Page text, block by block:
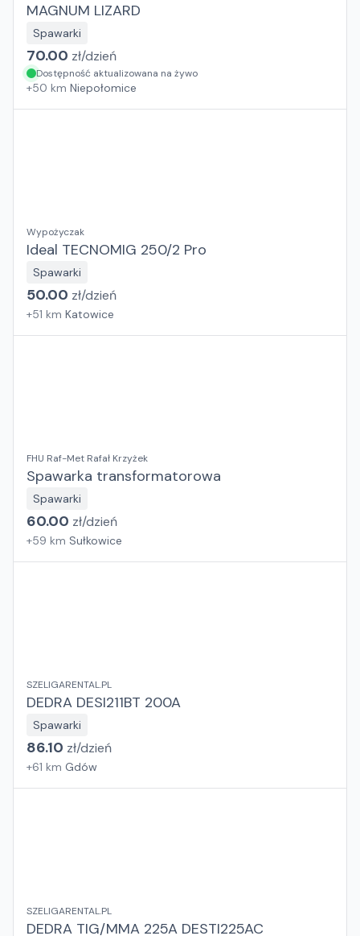
MAGNUM LIZARD
Spawarki
70.00 zł/dzień
Dostępność aktualizowana na żywo
+50 km Niepołomice
Wypożyczak
Ideal TECNOMIG 250/2 Pro
Spawarki
50.00 zł/dzień
+51 km Katowice
FHU Raf-Met Rafał Krzyżek
Spawarka transformatorowa
Spawarki
60.00 zł/dzień
+59 km Sułkowice
SZELIGARENTAL.PL
DEDRA DESI211BT 200A
Spawarki
86.10 zł/dzień
+61 km Gdów
SZELIGARENTAL.PL
DEDRA TIG/MMA 225A DESTI225AC